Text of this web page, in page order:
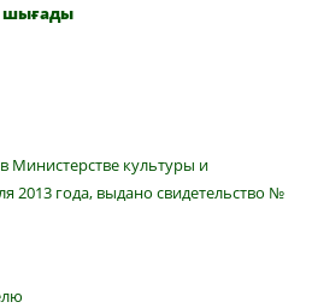
шығады
Министерстве культуры и
2013 года, выдано свидетельство №